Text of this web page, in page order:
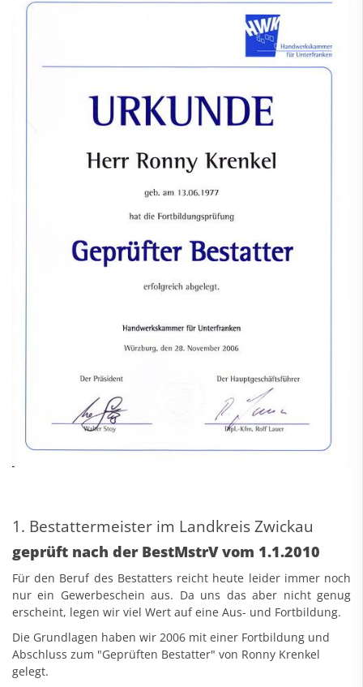
1. Bestattermeister im Landkreis Zwickau
geprüft nach der BestMstrV vom 1.1.2010
Für den Beruf des Bestatters reicht heute leider immer noch
nur ein Gewerbeschein aus. Da uns das aber nicht genug
erscheint, legen wir viel Wert auf eine Aus- und Fortbildung.
Die Grundlagen haben wir 2006 mit einer Fortbildung und
Abschluss zum "Geprüften Bestatter" von Ronny Krenkel
gelegt.